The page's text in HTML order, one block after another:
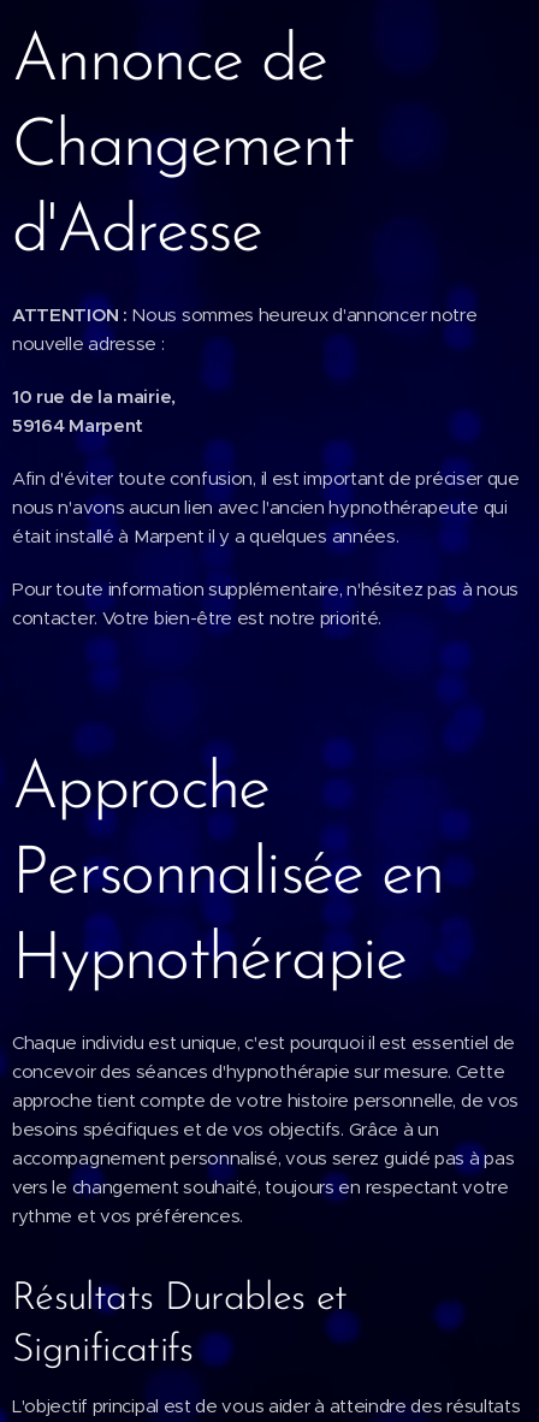
Annonce de
Changement
d'Adresse
ATTENTION : Nous sommes heureux d'annoncer notre
nouvelle adresse :
10 rue de la mairie,
59164 Marpent
Afin d'éviter toute confusion, il est important de préciser que
nous n'avons aucun lien avec l'ancien hypnothérapeute qui
était installé à Marpent il y a quelques années.
Pour toute information supplémentaire, n'hésitez pas à nous
contacter. Votre bien-être est notre priorité.
Approche
Personnalisée en
Hypnothérapie
Chaque individu est unique, c'est pourquoi il est essentiel de
concevoir des séances d'hypnothérapie sur mesure. Cette
approche tient compte de votre histoire personnelle, de vos
besoins spécifiques et de vos objectifs. Grâce à un
accompagnement personnalisé, vous serez guidé pas à pas
vers le changement souhaité, toujours en respectant votre
rythme et vos préférences.
Résultats Durables et
Significatifs
L'objectif principal est de vous aider à atteindre des résultats